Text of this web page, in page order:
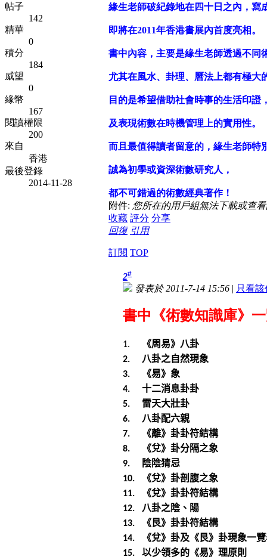
帖子
142
精華
0
積分
184
威望
0
緣幣
167
閱讀權限
200
來自
香港
最後登錄
2014-11-28
緣生老師破紀錄地在四十日之內，寫
即將在2011年香港書展內首度亮相。
書中內容，主要是緣生老師透過不同
尤其在風水、卦理、曆法上都有極大
目的是希望借助社會時事的生活印
及表現術數在時機管理上的實用性。
而且最值得讀者留意的，緣生老師特
誠為初學或資深術數研究人，
都不可錯過的術數經典著作！
附件: 您所在的用戶組無法下載或查
收藏 評分 分享
回復 引用
訂閱 TOP
2#
發表於 2011-7-14 15:56 | 只看該
書中《術數知識庫》
1. 《周易》八卦
2. 八卦之自然現象
3. 《易》象
4. 十二消息卦卦
5. 雷天大壯卦
6. 八卦配六親
7. 《離》卦卦符結構
8. 《兌》卦分隔之象
9. 陰陰猜忌
10. 《兌》卦剖腹之象
11. 《兌》卦卦符結構
12. 八卦之陰、陽
13. 《艮》卦卦符結構
14. 《兌》卦及《艮》卦現象一
15. 以少領多的《易》理原則